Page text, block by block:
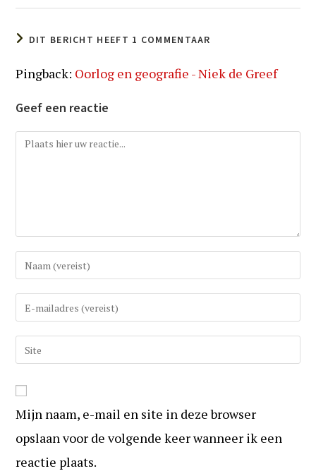
DIT BERICHT HEEFT 1 COMMENTAAR
Pingback: Oorlog en geografie - Niek de Greef
Geef een reactie
Reactie
Vul
uw
(gebruikers)naam
om
Vul
uw
e-
mail
om
te
reageren
Vul
uw
URL
in
(optioneel)
Mijn naam, e-mail en site in deze browser
opslaan voor de volgende keer wanneer ik een
reactie plaats.